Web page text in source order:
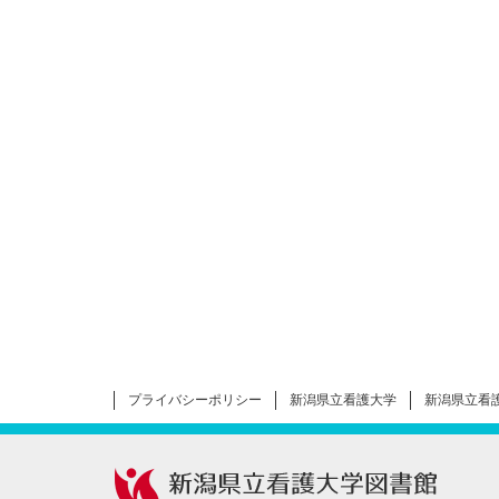
プライバシーポリシー 新潟県立看護大学 新潟県立看